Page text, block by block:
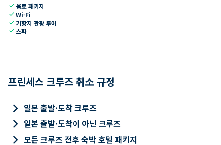
check 음료 패키지
checkWi-Fi
check 기항지 관광 투어
check 스파
프린세스 크루즈 취소 규정
keyboard_arrow_right 일본 출발·도착 크루즈
keyboard_arrow_right 일본 출발·도착이 아닌 크루즈
keyboard_arrow_right 모든 크루즈 전후 숙박 호텔 패키지